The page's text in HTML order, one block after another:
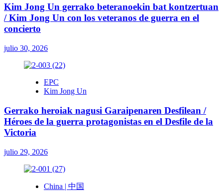
Kim Jong Un gerrako beteranoekin bat kontzertuan
/ Kim Jong Un con los veteranos de guerra en el
concierto
julio 30, 2026
EPC
Kim Jong Un
Gerrako heroiak nagusi Garaipenaren Desfilean /
Héroes de la guerra protagonistas en el Desfile de la
Victoria
julio 29, 2026
China | 中国